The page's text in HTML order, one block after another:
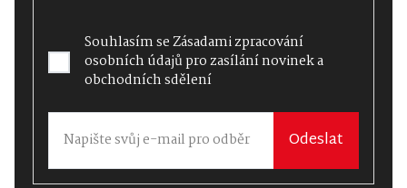
Souhlasím seZásadami zpracování
osobních údajůpro zasílání novinek a
obchodních sdělení
Odeslat